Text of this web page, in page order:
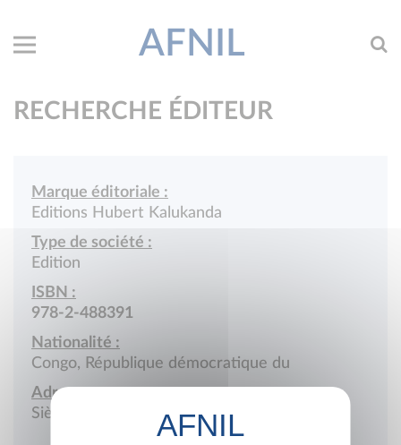
AFNIL
RECHERCHE ÉDITEUR
Marque éditoriale :
Editions Hubert Kalukanda
Type de société :
Edition
ISBN :
978-2-488391
Nationalité :
Congo, République démocratique du
Adresse :
Siège social